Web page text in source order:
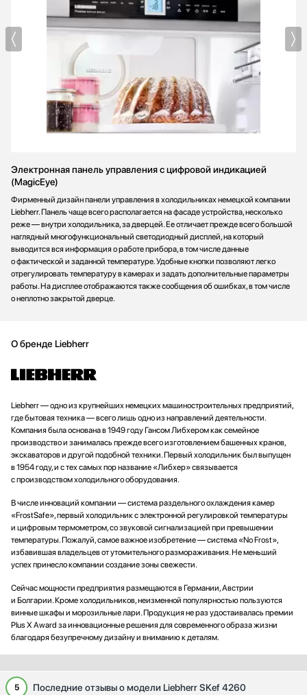
Электронная панель управления с цифровой индикацией
(MagicEye)
Фирменный дизайн панели управления в холодильниках немецкой компании
Liebherr. Панель чаще всего располагается на фасаде устройства, несколько
реже — внутри холодильника, за дверцей. Ее отличает прежде всего большой
наглядный многофункциональный светодиодный дисплей, на который
выводится вся информация о работе прибора, в том числе данные
о фактической и заданной температуре. Удобные кнопки позволяют легко
отрегулировать температуру в камерах и задать дополнительные параметры
работы. На дисплее отображаются также сообщения об ошибках, в том числе
о неплотно закрытой дверце.
О бренде Liebherr
Liebherr — одно из крупнейших немецких машиностроительных предприятий,
где бытовая техника — всего лишь одно из направлений деятельности.
Компания была основана в 1949 году Гансом Либхером как семейное
производство и занималась прежде всего изготовлением башенных кранов,
экскаваторов и другой подобной техники. Первый холодильник был выпущен
в 1954 году, и с тех самых пор название «Либхер» связывается
с производством холодильного оборудования.
В числе инноваций компании — система раздельного охлаждения камер
«FrostSafe», первый холодильник с электронной регулировкой температуры
и цифровым термометром, со звуковой сигнализацией при превышении
температуры. Пожалуй, самое важное изобретение — система «No Frost»,
избавившая владельцев от утомительного размораживания. Не меньший
успех принесло компании создание зоны свежести.
Сейчас мощности предприятия размещаются в Германии, Австрии
и Болгарии. Кроме холодильников, неизменной популярностью пользуются
винные шкафы и морозильные лари. Продукция не раз удостаивалась премии
Plus X Award за инновационные решения для современного образа жизни
благодаря безупречному дизайну и вниманию к деталям.
5 Последние отзывы о модели Liebherr SKef 4260